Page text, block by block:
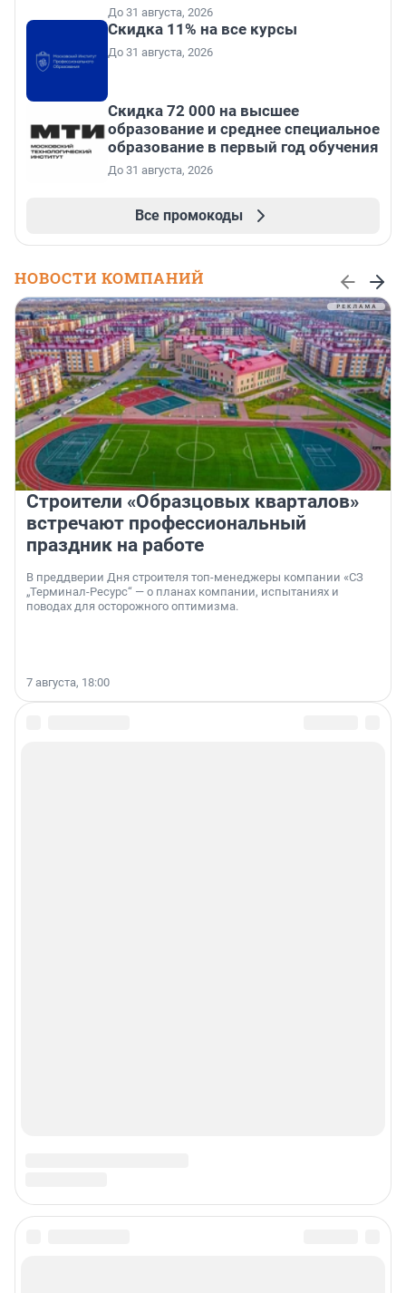
До 31 августа, 2026
Скидка 11% на все курсы
До 31 августа, 2026
Скидка 72 000 на высшее
образование и среднее специальное
образование в первый год обучения
До 31 августа, 2026
Все промокоды
НОВОСТИ КОМПАНИЙ
Строители «Образцовых кварталов»
встречают профессиональный
праздник на работе
В преддверии Дня строителя топ-менеджеры компании «СЗ
„Терминал-Ресурс“ — о планах компании, испытаниях и
поводах для осторожного оптимизма.
7 августа, 18:00